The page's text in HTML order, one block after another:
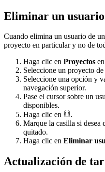
Eliminar un
Cuando elimina un usuario de
proyecto en particular y no de
Haga clic en Proyectos
Seleccione un proyecto
Seleccione una opción y
navegación superior.
Pase el cursor sobre un
disponibles.
Haga clic en
.
Marque la casilla si desea
quitado.
Haga clic en Eliminar
Actualización de